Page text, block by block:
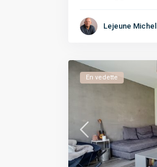
Lejeune Michel
En vedette